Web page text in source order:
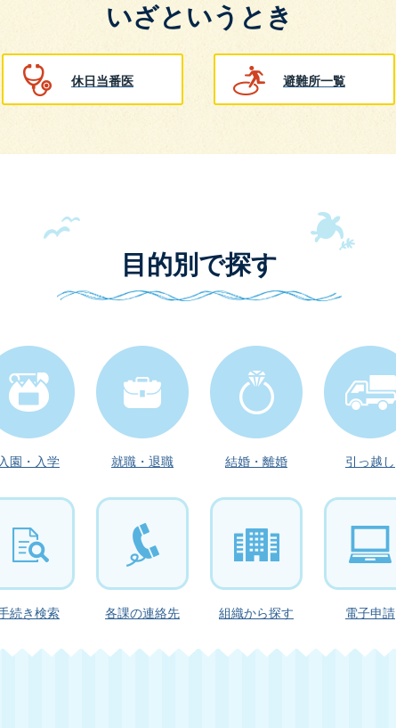
いざというとき
休日当番医 避難所一覧
目的別で探す
園・入学 就職・退職 結婚・離婚 引っ越し
続き検索 各課の連絡先 組織から探す 電子申請